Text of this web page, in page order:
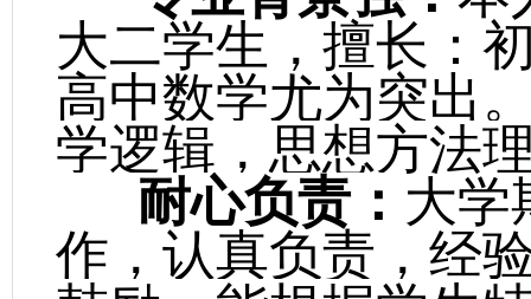
大二学生，擅长：
高中数学尤为突出
学逻辑，思想方法
耐心负责： 大学
作，认真负责，经